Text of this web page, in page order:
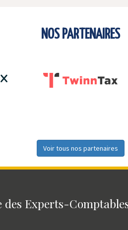
NOS PARTENAIRES
Voir tous nos partenaires
des Experts-